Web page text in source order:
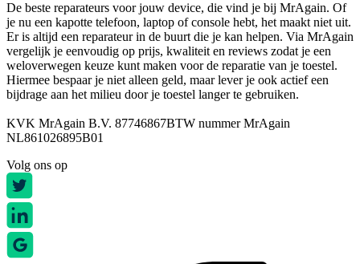
De beste reparateurs voor jouw device, die vind je bij MrAgain. Of
je nu een kapotte telefoon, laptop of console hebt, het maakt niet uit.
Er is altijd een reparateur in de buurt die je kan helpen. Via MrAgain
vergelijk je eenvoudig op prijs, kwaliteit en reviews zodat je een
weloverwegen keuze kunt maken voor de reparatie van je toestel.
Hiermee bespaar je niet alleen geld, maar lever je ook actief een
bijdrage aan het milieu door je toestel langer te gebruiken.
KVK MrAgain B.V. 87746867BTW nummer MrAgain
NL861026895B01
Volg ons op